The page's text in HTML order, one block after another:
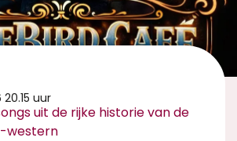
uit de rijke historie van de
western
20.15 uur